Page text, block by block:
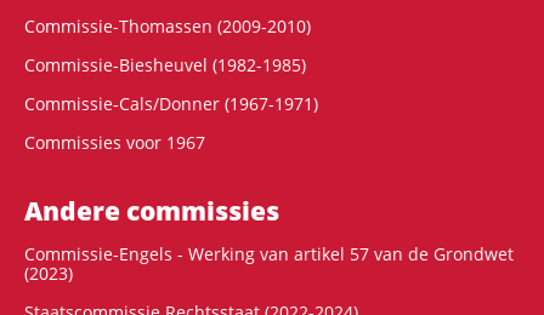
Commissie-Thomassen (2009-2010)
Commissie-Biesheuvel (1982-1985)
Commissie-Cals/Donner (1967-1971)
Commissies voor 1967
Andere commissies
Commissie-Engels - Werking van artikel 57 van de Grondwet
(2023)